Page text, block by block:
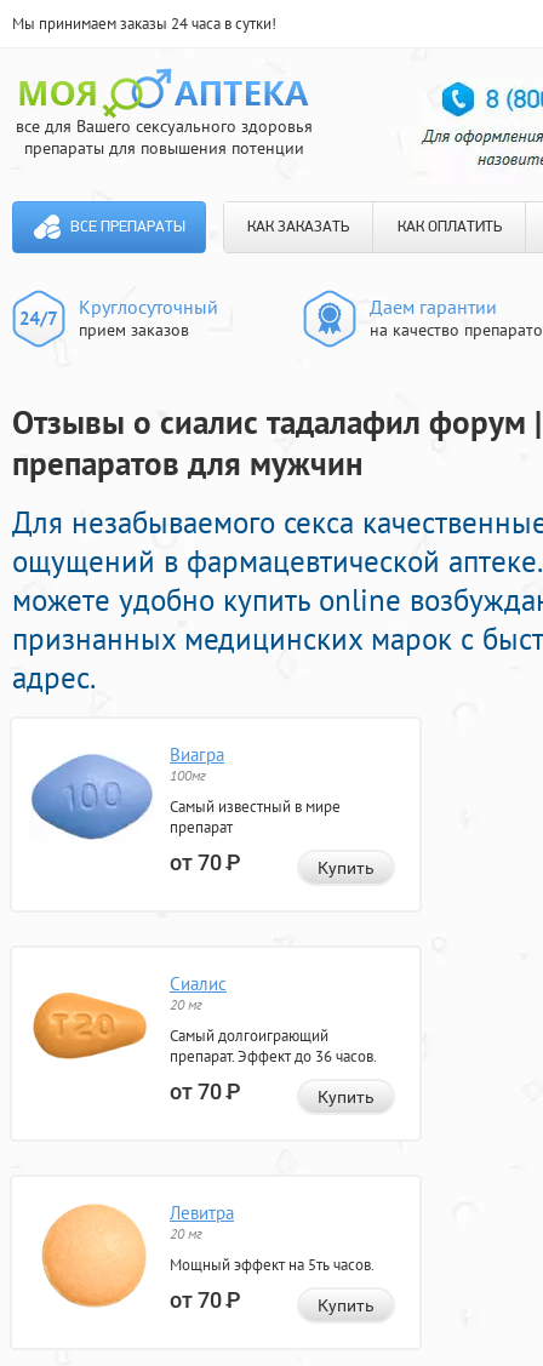
Мы принимаем заказы 24 часа в сутки!
все для Вашего сексуального здоровья
препараты для повышения потенции
ВСЕ ПРЕПАРАТЫ КАК ЗАКАЗАТЬ КАК ОПЛАТИТЬ
Круглосуточный
прием заказов
Даем гарантии
на качество
Отзывы о сиалис тадалафил форум
препаратов для мужчин
Для незабываемого секса
ощущений в фармацевтической
можете удобно купить online
признанных медицинских марок с
адрес.
Виагра
100мг
Самый известный в мире
препарат
от 70Р Купить
Сиалис
20 мг
Самый долгоиграющий
препарат. Эффект до 36 часов.
от 70Р Купить
Левитра
20 мг
Мощный эффект на 5ть часов.
от 70Р Купить